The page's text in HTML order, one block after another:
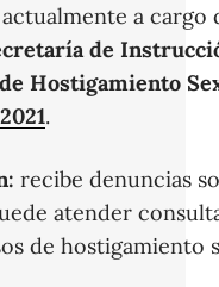
a cargo
de
Hostigamiento
.
recibe denuncias
atender
de hostigamiento